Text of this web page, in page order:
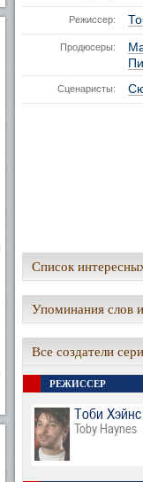
Режиссер:
Продюсеры:
Сценаристы:
Список
Упоминания слов
Все создатели
РЕЖИССЕР
Тоби Хэйнс
Toby Haynes